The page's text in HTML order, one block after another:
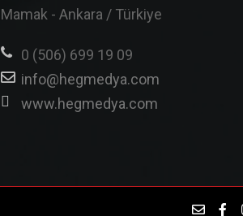
Mamak - Ankara / Türkiye
0 (506) 699 19 09
info@hegmedya.com
www.hegmedya.com